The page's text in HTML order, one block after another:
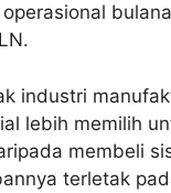
industri
lebih memilih
membeli
terletak